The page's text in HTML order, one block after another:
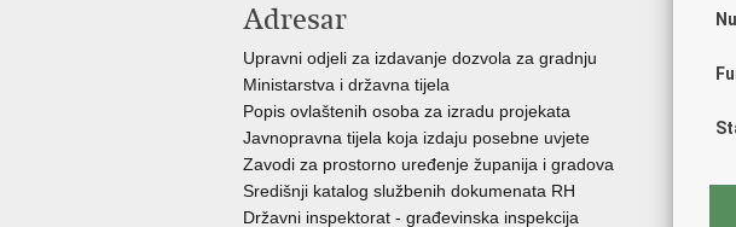
Adresar
Upravni odjeli za izdavanje dozvola za gradnju
Ministarstva i državna tijela
Popis ovlaštenih osoba za izradu projekata
Javnopravna tijela koja izdaju posebne uvjete
Zavodi za prostorno uređenje županija i gradova
Središnji katalog službenih dokumenata RH
Državni inspektorat - građevinska inspekcija